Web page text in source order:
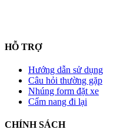
HỖ TRỢ
Hướng dẫn sử dụng
Câu hỏi thường gặp
Nhúng form đặt xe
Cẩm nang đi lại
CHÍNH SÁCH